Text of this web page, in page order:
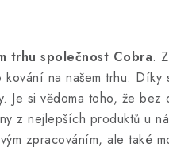
trhu společnost Cobra.
na našem trhu.
Je si vědoma toho, že
z nejlepších produktů u
zpracováním, ale také